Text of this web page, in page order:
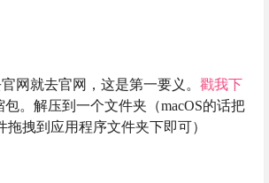
网就去官网，这是第一要义。 戳我下
。解压到一个文件夹（macOS的话把
拖拽到应用程序文件夹下即可）